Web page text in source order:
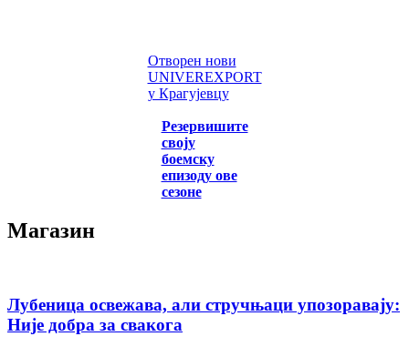
Отворен нови
UNIVEREXPORT
у Крагујевцу
Резервишите
своју
боемску
епизоду ове
сезоне
Магазин
Лубеница освежава, али стручњаци упозоравају:
Није добра за свакога